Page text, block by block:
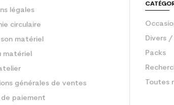
légales
circulaire
matériel
matériel
générales de ventes
paiement
Divers
Packs
Toutes